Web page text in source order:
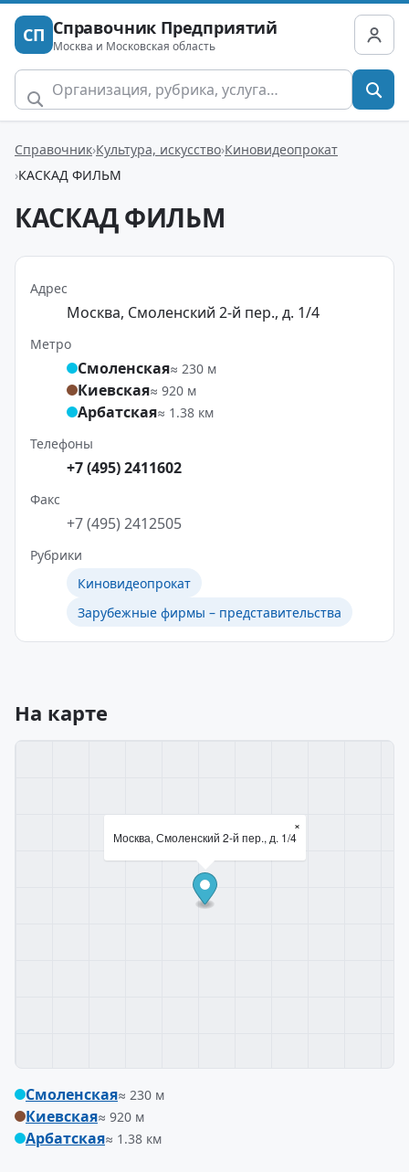
СП Справочник Предприятий
Москва и Московская область
Справочник Культура, искусство Киновидеопрокат
КАСКАД ФИЛЬМ
КАСКАД ФИЛЬМ
Адрес
Москва, Смоленский 2-й пер., д. 1/4
Метро
Смоленская≈ 230 м
Киевская≈ 920 м
Арбатская≈ 1.38 км
Телефоны
+7 (495) 2411602
Факс
+7 (495) 2412505
Рубрики
Киновидеопрокат
Зарубежные фирмы – представительства
На карте
Москва, Смоленский 2-й пер., д. 1/4
×
Смоленская≈ 230 м
Киевская≈ 920 м
Арбатская≈ 1.38 км